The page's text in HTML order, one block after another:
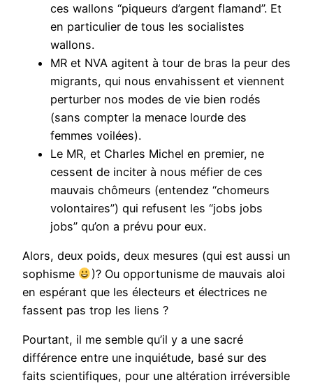
ces wallons “piqueurs d’argent flamand”. Et
en particulier de tous les socialistes
wallons.
MR et NVA agitent à tour de bras la peur des
migrants, qui nous envahissent et viennent
perturber nos modes de vie bien rodés
(sans compter la menace lourde des
femmes voilées).
Le MR, et Charles Michel en premier, ne
cessent de inciter à nous méfier de ces
mauvais chômeurs (entendez “chomeurs
volontaires”) qui refusent les “jobs jobs
jobs” qu’on a prévu pour eux.
Alors, deux poids, deux mesures (qui est aussi un
sophisme
)? Ou opportunisme de mauvais aloi
en espérant que les électeurs et électrices ne
fassent pas trop les liens ?
Pourtant, il me semble qu’il y a une sacré
différence entre une inquiétude, basé sur des
faits scientifiques, pour une altération irréversible